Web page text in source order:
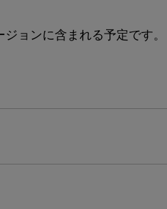
ョンに含まれる予定です。